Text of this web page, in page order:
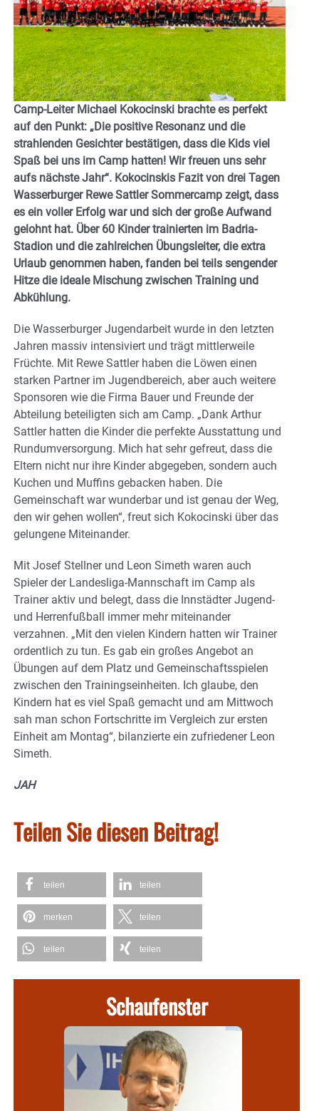
Camp-Leiter Michael Kokocinski brachte es perfekt
auf den Punkt: „Die positive Resonanz und die
strahlenden Gesichter bestätigen, dass die Kids viel
Spaß bei uns im Camp hatten! Wir freuen uns sehr
aufs nächste Jahr“. Kokocinskis Fazit von drei Tagen
Wasserburger Rewe Sattler Sommercamp zeigt, dass
es ein voller Erfolg war und sich der große Aufwand
gelohnt hat. Über 60 Kinder trainierten im Badria-
Stadion und die zahlreichen Übungsleiter, die extra
Urlaub genommen haben, fanden bei teils sengender
Hitze die ideale Mischung zwischen Training und
Abkühlung.
Die Wasserburger Jugendarbeit wurde in den letzten
Jahren massiv intensiviert und trägt mittlerweile
Früchte. Mit Rewe Sattler haben die Löwen einen
starken Partner im Jugendbereich, aber auch weitere
Sponsoren wie die Firma Bauer und Freunde der
Abteilung beteiligten sich am Camp. „Dank Arthur
Sattler hatten die Kinder die perfekte Ausstattung und
Rundumversorgung. Mich hat sehr gefreut, dass die
Eltern nicht nur ihre Kinder abgegeben, sondern auch
Kuchen und Muffins gebacken haben. Die
Gemeinschaft war wunderbar und ist genau der Weg,
den wir gehen wollen“, freut sich Kokocinski über das
gelungene Miteinander.
Mit Josef Stellner und Leon Simeth waren auch
Spieler der Landesliga-Mannschaft im Camp als
Trainer aktiv und belegt, dass die Innstädter Jugend-
und Herrenfußball immer mehr miteinander
verzahnen. „Mit den vielen Kindern hatten wir Trainer
ordentlich zu tun. Es gab ein großes Angebot an
Übungen auf dem Platz und Gemeinschaftsspielen
zwischen den Trainingseinheiten. Ich glaube, den
Kindern hat es viel Spaß gemacht und am Mittwoch
sah man schon Fortschritte im Vergleich zur ersten
Einheit am Montag“, bilanzierte ein zufriedener Leon
Simeth.
JAH
Teilen Sie diesen Beitrag!
teilen teilen
merken teilen
teilen teilen
Schaufenster